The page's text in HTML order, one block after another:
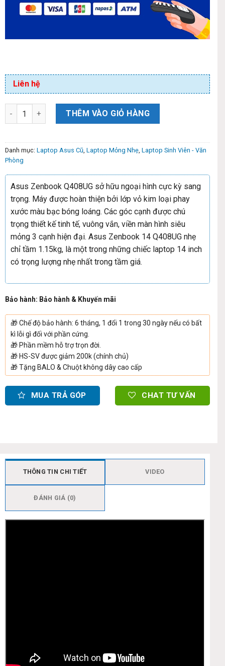
Liên hệ
THÊM VÀO GIỎ HÀNG
Danh mục: Laptop Asus Cũ Laptop Mỏng Nhẹ Laptop Sinh Viên - Văn
Phòng
Asus Zenbook Q408UG sở hữu ngoại hình cực kỳ sang
trọng. Máy được hoàn thiện bởi lớp vỏ kim loại phay
xước màu bạc bóng loáng. Các góc cạnh được chú
trọng thiết kế tinh tế, vuông vắn, viền màn hình siêu
mỏng 3 cạnh hiện đại. Asus Zenbook 14 Q408UG nhẹ
chỉ tầm 1.15kg, là một trong những chiếc laptop 14 inch
có trọng lượng nhẹ nhất trong tầm giá.
Bảo hành: Bảo hành & Khuyến mãi
🎁Chế độ bảo hành: 6 tháng, 1 đổi 1 trong 30 ngày nếu có bất
kì lỗi gì đối với phần cứng.
🎁 Phần mềm hỗ trợ trọn đời.
🎁 HS-SV được giảm 200k (chính chủ)
🎁Tặng BALO & Chuột không dây cao cấp
MUA TRẢ GÓP CHAT TƯ VẤN
THÔNG TIN CHI TIẾT VIDEO
ĐÁNH GIÁ (0)